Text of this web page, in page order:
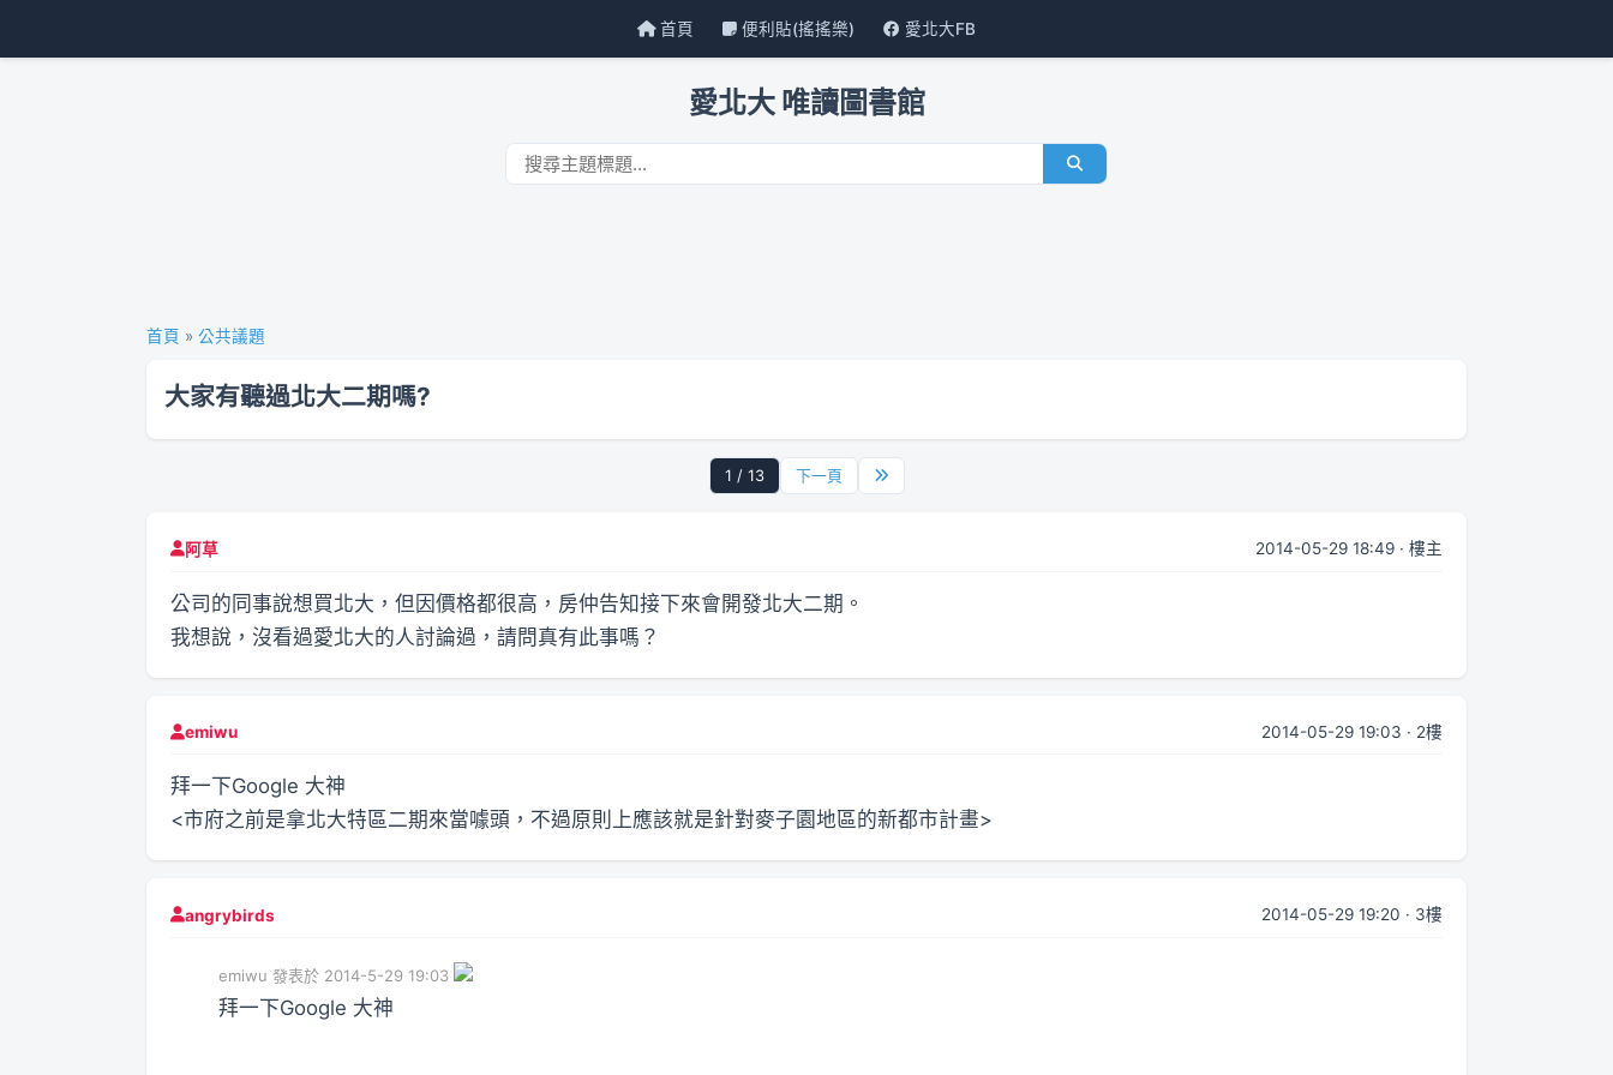
首頁 便利貼(搖搖樂) 愛北大FB
愛北大 唯讀圖書館
首頁 » 公共議題
大家有聽過北大二期嗎?
1 / 13 下一頁
阿草 2014-05-29 18:49 · 樓主
公司的同事說想買北大，但因價格都很高，房仲告知接下來會開發北大二期。
我想說，沒看過愛北大的人討論過，請問真有此事嗎？
emiwu 2014-05-29 19:03 · 2樓
拜一下Google 大神
<市府之前是拿北大特區二期來當噱頭，不過原則上應該就是針對麥子園地區的新都市計畫>
angrybirds 2014-05-29 19:20 · 3樓
emiwu 發表於 2014-5-29 19:03
拜一下Google 大神